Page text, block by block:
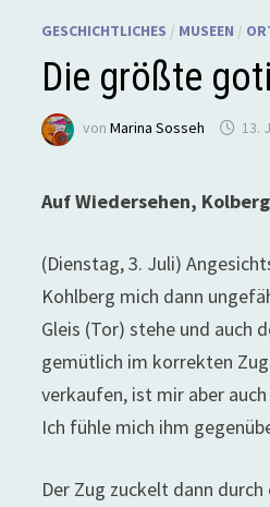
GESCHICHTLICHES / MUSEEN /
Die größte
vonMarina Sosseh 13.
Auf Wiedersehen,
(Dienstag, 3. Juli)
Kohlberg mich dann
Gleis (Tor) stehe und auch
gemütlich im korrekten
verkaufen, ist mir aber
Ich fühle mich ihm
Der Zug zuckelt dann